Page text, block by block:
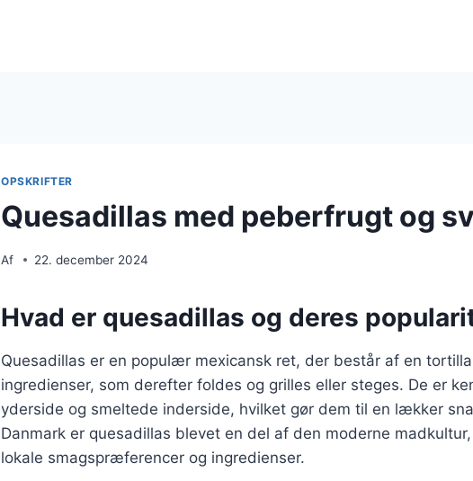
OPSKRIFTER
Quesadillas med peberfrugt og
Af 22. december 2024
Hvad er quesadillas og deres
Quesadillas er en populær mexicansk ret, der består af en
ingredienser, som derefter foldes og grilles eller steges. De er
yderside og smeltede inderside, hvilket gør dem til en lækker
Danmark er quesadillas blevet en del af den moderne
lokale smagspræferencer og ingredienser.